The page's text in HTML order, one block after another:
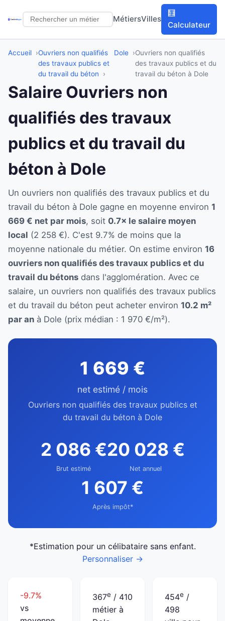
MétiersVilles
🧮
Calculateur
Accueil
Ouvriers non qualifiés
des travaux publics et
du travail du béton
Dole
Ouvriers non qualifiés
des travaux publics et du
travail du béton à Dole
Salaire Ouvriers non
qualifiés des travaux
publics et du travail du
béton à Dole
Un ouvriers non qualifiés des travaux publics et du
travail du béton à Dole gagne en moyenne environ 1
669 € net par mois, soit 0.7× le salaire moyen
local (2 258 €). C'est 9.7% de moins que la
moyenne nationale du métier. On estime environ 16
ouvriers non qualifiés des travaux publics et du
travail du bétons dans l'agglomération. Avec ce
salaire, un ouvriers non qualifiés des travaux publics
et du travail du béton peut acheter environ 10.2 m²
par an à Dole (prix médian : 1 970 €/m²).
1 669 €
net estimé / mois
Ouvriers non qualifiés des travaux publics et
du travail du béton à Dole
2 086 €
Brut estimé
20 028 €
Net annuel
1 607 €
Après impôt*
*Estimation pour un célibataire sans enfant.
Personnaliser →
-9.7%
vs
367e / 410
métier à
454e /
498